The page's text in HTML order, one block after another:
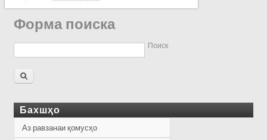
Форма поиска
Поиск
Бахшҳо
Аз равзанаи қомусҳо